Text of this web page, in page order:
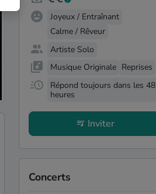
Joyeux / Entraînant
Calme / Rêveur
Artiste Solo
Musique Originale Reprises
Répond toujours dans les 48
heures
Inviter
Concerts